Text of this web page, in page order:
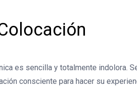
es sencilla y totalmente indolora.
consciente para hacer su